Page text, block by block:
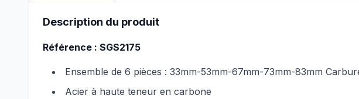
Description du produit
Référence : SGS2175
Ensemble de 6 pièces : 33mm-53mm-67mm-73mm-83mm
Acier à haute teneur en carbone